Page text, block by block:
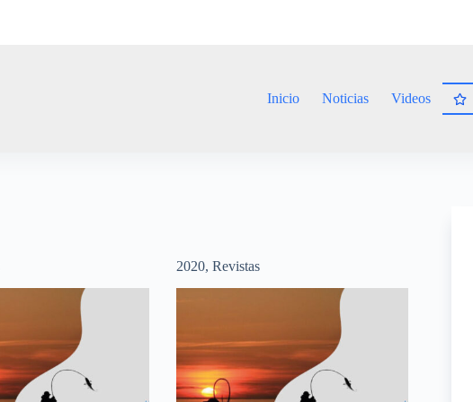
Inicio Noticias Videos
2020, Revistas